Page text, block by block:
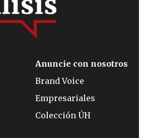
Anuncie con nosotros
Brand Voice
Empresariales
Colección ÚH